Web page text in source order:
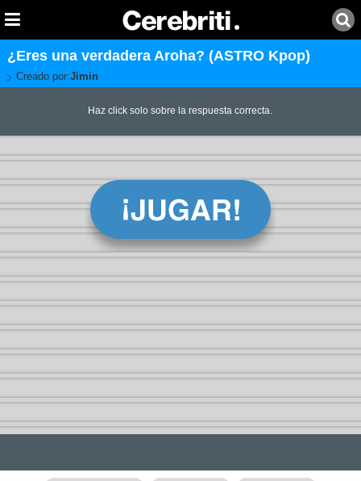
¿Eres una verdadera Aroha? (ASTRO Kpop)
Creado por:Jimin
Haz click solo sobre la respuesta correcta.